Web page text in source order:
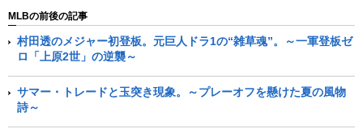
MLBの前後の記事
村田透のメジャー初登板。元巨人ドラ1の“雑草魂”。～一軍登板ゼ
ロ「上原2世」の逆襲～
サマー・トレードと玉突き現象。～プレーオフを懸けた夏の風物
詩～